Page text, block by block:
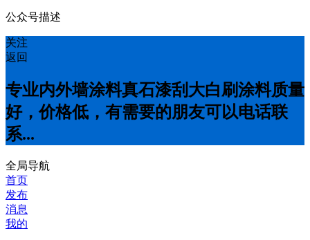
公众号描述
关注
返回
专业内外墙涂料真石漆刮大白刷涂料质量
好，价格低，有需要的朋友可以电话联
系...
全局导航
首页
发布
消息
我的